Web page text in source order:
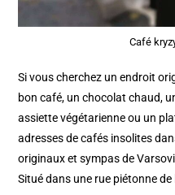
Café
Si vous cherchez un endroit
bon café, un chocolat chaud,
assiette végétarienne ou un
adresses de cafés insolites
originaux et sympas de
Situé dans une rue piétonne de